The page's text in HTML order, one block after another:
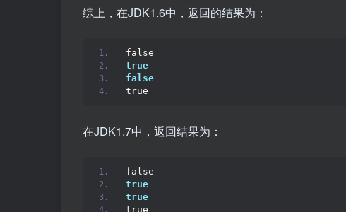
综上，在JDK1.6中，返回的结果为：
false
true
false
true
在JDK1.7中，返回结果为：
false
true
true
true